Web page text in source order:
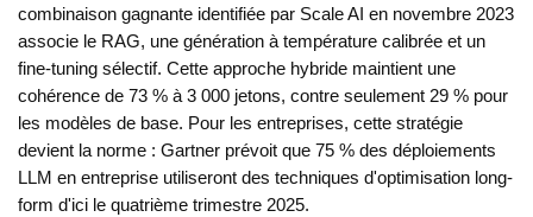
combinaison gagnante identifiée par Scale AI en novembre 2023
associe le RAG, une génération à température calibrée et un
fine-tuning sélectif. Cette approche hybride maintient une
cohérence de 73 % à 3 000 jetons, contre seulement 29 % pour
les modèles de base. Pour les entreprises, cette stratégie
devient la norme : Gartner prévoit que 75 % des déploiements
LLM en entreprise utiliseront des techniques d'optimisation long-
form d'ici le quatrième trimestre 2025.